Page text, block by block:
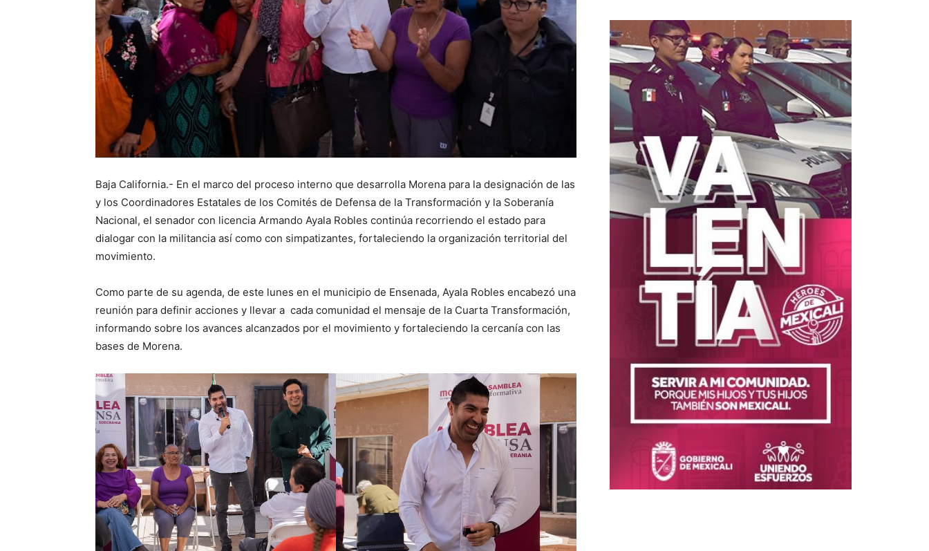
Baja California.- En el marco del proceso interno que desarrolla Morena para la designación de las
y los Coordinadores Estatales de los Comités de Defensa de la Transformación y la Soberanía
Nacional, el senador con licencia Armando Ayala Robles continúa recorriendo el estado para
dialogar con la militancia así como con simpatizantes, fortaleciendo la organización territorial del
movimiento.
Como parte de su agenda, de este lunes en el municipio de Ensenada, Ayala Robles encabezó una
reunión para definir acciones y llevar a cada comunidad el mensaje de la Cuarta Transformación,
informando sobre los avances alcanzados por el movimiento y fortaleciendo la cercanía con las
bases de Morena.